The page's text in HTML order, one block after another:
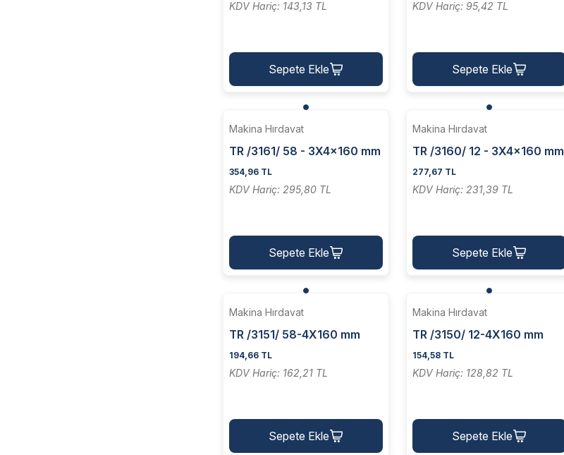
KDV Hariç: 143,13 TL
Sepete Ekle
KDV Hariç: 95,42 TL
Sepete Ekle
Makina Hırdavat
TR /3161/ 58 - 3X4x160 mm
HSS Trapez Keski Kalemi [
Zavyeli ]
354,96 TL
KDV Hariç: 295,80 TL
Sepete Ekle
Makina Hırdavat
TR /3160/ 12 - 3X4x160 mm
HSS Trapez Keski Kalemi [
Zavyeli ]
277,67 TL
KDV Hariç: 231,39 TL
Sepete Ekle
Makina Hırdavat
TR /3151/ 58-4X160 mm
HSS Torna Keski Kalemi
Yassı
194,66 TL
KDV Hariç: 162,21 TL
Sepete Ekle
Makina Hırdavat
TR /3150/ 12-4X160 mm
HSS Torna Keski Kalemi
Yassı
154,58 TL
KDV Hariç: 128,82 TL
Sepete Ekle